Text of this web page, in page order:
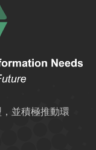
並積極推動環